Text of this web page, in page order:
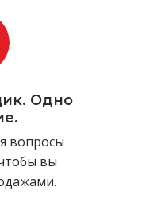
Одно
вопросы
вы